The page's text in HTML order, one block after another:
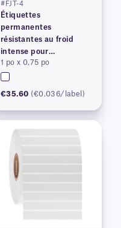
#FJT-4
Étiquettes
permanentes
résistantes au froid
intense pour
imprimantes à transfert
thermique
1 po x 0,75 po
€35.60 (€0.036/label)